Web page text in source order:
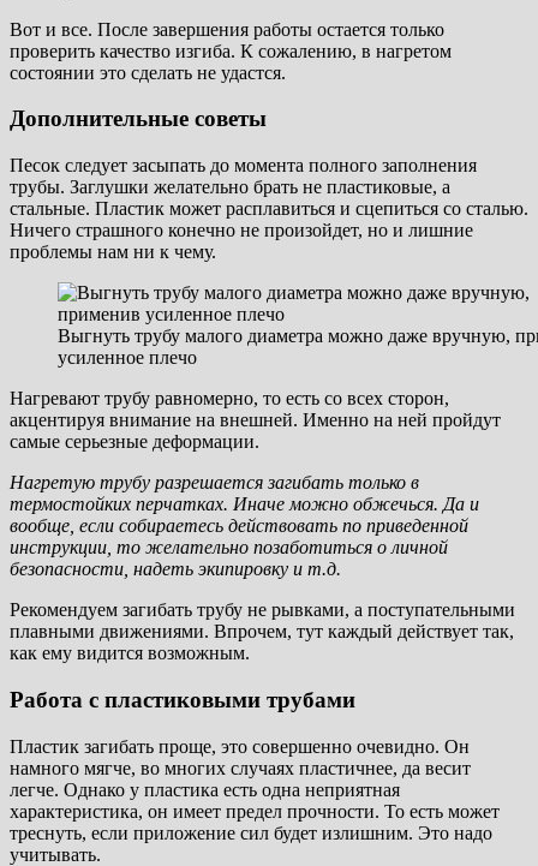
Вот и все. После завершения работы остается только
проверить качество изгиба. К сожалению, в нагретом
состоянии это сделать не удастся.
Дополнительные советы
Песок следует засыпать до момента полного заполнения
трубы. Заглушки желательно брать не пластиковые, а
стальные. Пластик может расплавиться и сцепиться со сталью.
Ничего страшного конечно не произойдет, но и лишние
проблемы нам ни к чему.
Выгнуть трубу малого диаметра можно даже вручную,
усиленное плечо
Нагревают трубу равномерно, то есть со всех сторон,
акцентируя внимание на внешней. Именно на ней пройдут
самые серьезные деформации.
Нагретую трубу разрешается загибать только в
термостойких перчатках. Иначе можно обжечься. Да и
вообще, если собираетесь действовать по приведенной
инструкции, то желательно позаботиться о личной
безопасности, надеть экипировку и т.д.
Рекомендуем загибать трубу не рывками, а поступательными
плавными движениями. Впрочем, тут каждый действует так,
как ему видится возможным.
Работа с пластиковыми трубами
Пластик загибать проще, это совершенно очевидно. Он
намного мягче, во многих случаях пластичнее, да весит
легче. Однако у пластика есть одна неприятная
характеристика, он имеет предел прочности. То есть может
треснуть, если приложение сил будет излишним. Это надо
учитывать.